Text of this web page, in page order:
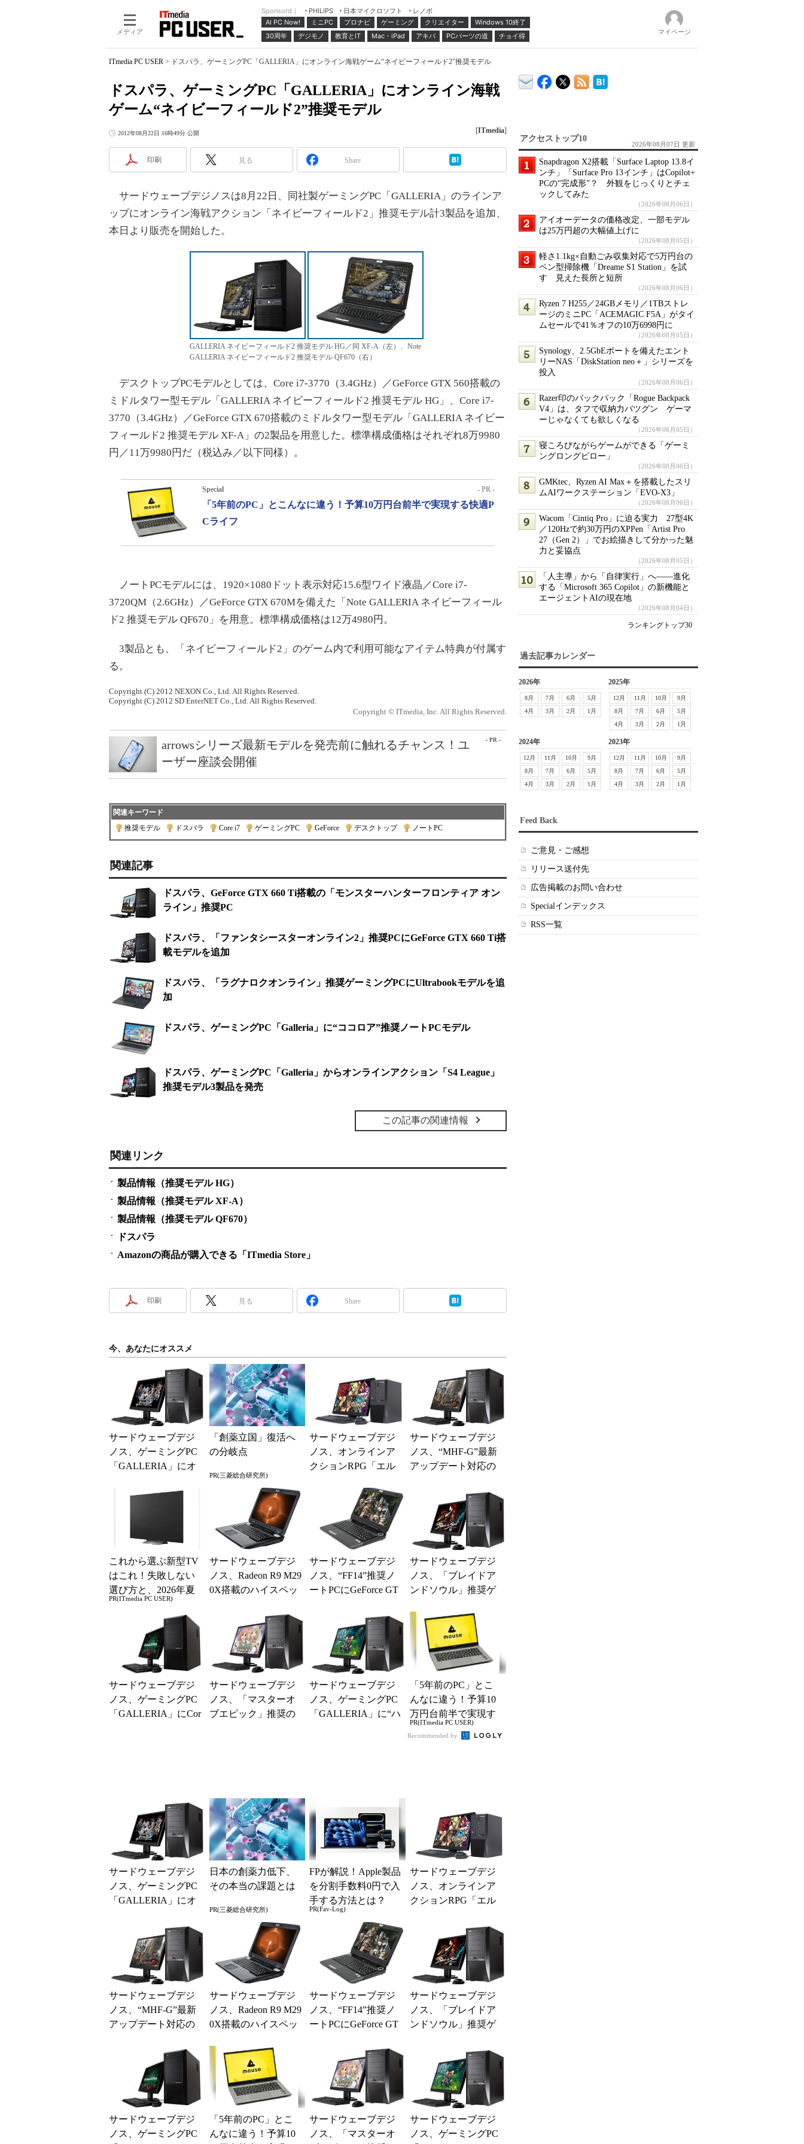
メディア
Sponsord｜ PHILIPS 日本マイクロソフト
レノボ
AI PC Now!
ミニPC プロナビ ゲーミング クリエイター
Windows 10終了
30周年
デジモノ 教育とIT Mac・iPad アキバ PCパーツの道 チョイ得 マイページ
ITmedia PC USER > ドスパラ、ゲーミングPC「GALLERIA」にオンライン海戦ゲーム“ネイビーフィールド2”推奨モデル
ドスパラ、ゲーミングPC「GALLERIA」にオンライン海戦
ゲーム“ネイビーフィールド2”推奨モデル
2012年08月22日 16時49分 公開 [ITmedia]
印刷 見る Share
サードウェーブデジノスは8月22日、同社製ゲーミングPC「GALLERIA」のラインア
ップにオンライン海戦アクション「ネイビーフィールド2」推奨モデル計3製品を追加、
本日より販売を開始した。
GALLERIA ネイビーフィールド2 推奨モデル HG／同 XF-A（左）、Note
GALLERIA ネイビーフィールド2 推奨モデル QF670（右）
デスクトップPCモデルとしては、Core i7-3770（3.4GHz）／GeForce GTX 560搭載の
ミドルタワー型モデル「GALLERIA ネイビーフィールド2 推奨モデル HG」、Core i7-
3770（3.4GHz）／GeForce GTX 670搭載のミドルタワー型モデル「GALLERIA ネイビー
フィールド2 推奨モデル XF-A」の2製品を用意した。標準構成価格はそれぞれ8万9980
円／11万9980円だ（税込み／以下同様）。
Special - PR -
「5年前のPC」とこんなに違う！予算10万円台前半で実現する快適P
Cライフ
ノートPCモデルには、1920×1080ドット表示対応15.6型ワイド液晶／Core i7-
3720QM（2.6GHz）／GeForce GTX 670Mを備えた「Note GALLERIA ネイビーフィール
ド2 推奨モデル QF670」を用意。標準構成価格は12万4980円。
3製品とも、「ネイビーフィールド2」のゲーム内で利用可能なアイテム特典が付属す
る。
Copyright (C) 2012 NEXON Co., Ltd. All Rights Reserved.
Copyright (C) 2012 SD EnterNET Co., Ltd. All Rights Reserved.
Copyright © ITmedia, Inc. All Rights Reserved.
- PR -
arrowsシリーズ最新モデルを発売前に触れるチャンス！ユ
ーザー座談会開催
関連キーワード
推奨モデル
ドスパラ Core i7 ゲーミングPC GeForce デスクトップ| ノートPC
関連記事
ドスパラ、GeForce GTX 660 Ti搭載の「モンスターハンターフロンティア オン
ライン」推奨PC
ドスパラ、「ファンタシースターオンライン2」推奨PCにGeForce GTX 660 Ti搭
載モデルを追加
ドスパラ、「ラグナロクオンライン」推奨ゲーミングPCにUltrabookモデルを追
加
ドスパラ、ゲーミングPC「Galleria」に“ココロア”推奨ノートPCモデル
ドスパラ、ゲーミングPC「Galleria」からオンラインアクション「S4 League」
推奨モデル3製品を発売
この記事の関連情報
関連リンク
製品情報（推奨モデル HG）
製品情報（推奨モデル XF-A）
製品情報（推奨モデル QF670）
ドスパラ
Amazonの商品が購入できる「ITmedia Store」
印刷 見る Share
今、あなたにオススメ
サードウェーブデジ
ノス、ゲーミングPC
「GALLERIA」にオ
ポンズオブミソロ
「創薬立国」復活へ
の分岐点
PR(三菱総合研究所)
サードウェーブデジ
ノス、オンラインア
クションRPG「エル
モデル4製品を追加
サードウェーブデジ
ノス、“MHF-G”最新
アップデート対応の
これから選ぶ新型TV
はこれ！失敗しない
選び方と、2026年夏
の一押しモデル
PR(ITmedia PC USER)
サードウェーブデジ
ノス、Radeon R9 M29
0X搭載のハイスペッ
サードウェーブデジ
ノス、“FF14”推奨ノ
ートPCにGeForce GT
サードウェーブデジ
ノス、「ブレイドア
ンドソウル」推奨ゲ
モデル2製品を追加
サードウェーブデジ
ノス、ゲーミングPC
「GALLERIA」にCor
サードウェーブデジ
ノス、「マスターオ
ブエピック」推奨の
サードウェーブデジ
ノス、ゲーミングPC
「GALLERIA」に“ハ
「5年前のPC」とこ
んなに違う！予算10
万円台前半で実現す
る快適PCライフ
PR(ITmedia PC USER)
Recommended by
サードウェーブデジ
ノス、ゲーミングPC
「GALLERIA」にオ
ポンズオブミソロ
日本の創薬力低下、
その本当の課題とは
PR(三菱総合研究所)
FPが解説！Apple製品
を分割手数料0円で入
手する方法とは？
PR(Fav-Log)
サードウェーブデジ
ノス、オンラインア
クションRPG「エル
モデル4製品を追加
サードウェーブデジ
ノス、“MHF-G”最新
アップデート対応の
サードウェーブデジ
ノス、Radeon R9 M29
0X搭載のハイスペッ
サードウェーブデジ
ノス、“FF14”推奨ノ
ートPCにGeForce GT
サードウェーブデジ
ノス、「ブレイドア
ンドソウル」推奨ゲ
モデル2製品を追加
サードウェーブデジ
ノス、ゲーミングPC
「5年前のPC」とこ
んなに違う！予算10
サードウェーブデジ
ノス、「マスターオ
サードウェーブデジ
ノス、ゲーミングPC
アクセストップ10
2026年08月07日 更新
Snapdragon X2搭載「Surface Laptop 13.8イ
ンチ」「Surface Pro 13インチ」はCopilot+
PCの“完成形”？ 外観をじっくりとチェ
ックしてみた
（2026年08月06日）
アイオーデータの価格改定、一部モデル
は25万円超の大幅値上げに
（2026年08月05日）
軽さ1.1kg×自動ごみ収集対応で5万円台の
ペン型掃除機「Dreame S1 Station」を試
す 見えた長所と短所
（2026年08月06日）
Ryzen 7 H255／24GBメモリ／1TBストレ
ージのミニPC「ACEMAGIC F5A」がタイ
ムセールで41％オフの10万6998円に
（2026年08月05日）
Synology、2.5GbEポートを備えたエント
リーNAS「DiskStation neo＋」シリーズを
投入
（2026年08月06日）
Razer印のバックパック「Rogue Backpack
V4」は、タフで収納力バツグン ゲーマ
ーじゃなくても欲しくなる
（2026年08月05日）
寝ころびながらゲームができる「ゲーミ
ングロングピロー」
（2026年08月06日）
GMKtec、Ryzen AI Max＋を搭載したスリ
ムAIワークステーション「EVO-X3」
（2026年08月06日）
Wacom「Cintiq Pro」に迫る実力 27型4K
／120Hzで約30万円のXPPen「Artist Pro
27（Gen 2）」でお絵描きして分かった魅
力と妥協点
（2026年08月05日）
「人主導」から「自律実行」へ――進化
する「Microsoft 365 Copilot」の新機能と
エージェントAIの現在地
（2026年08月04日）
ランキングトップ30
過去記事カレンダー
2026年
8月 7月 6月
5月
4月
3月 2月 1月
2025年
12月 11月 10月
9月
8月
7月 6月
5月
4月
3月 2月 1月
2024年
12月 11月 10月
9月
8月
7月 6月
5月
4月
3月 2月 1月
2023年
12月 11月 10月
9月
8月
7月 6月
5月
4月
3月 2月 1月
Feed Back
ご意見・ご感想
リリース送付先
広告掲載のお問い合わせ
Specialインデックス
RSS一覧